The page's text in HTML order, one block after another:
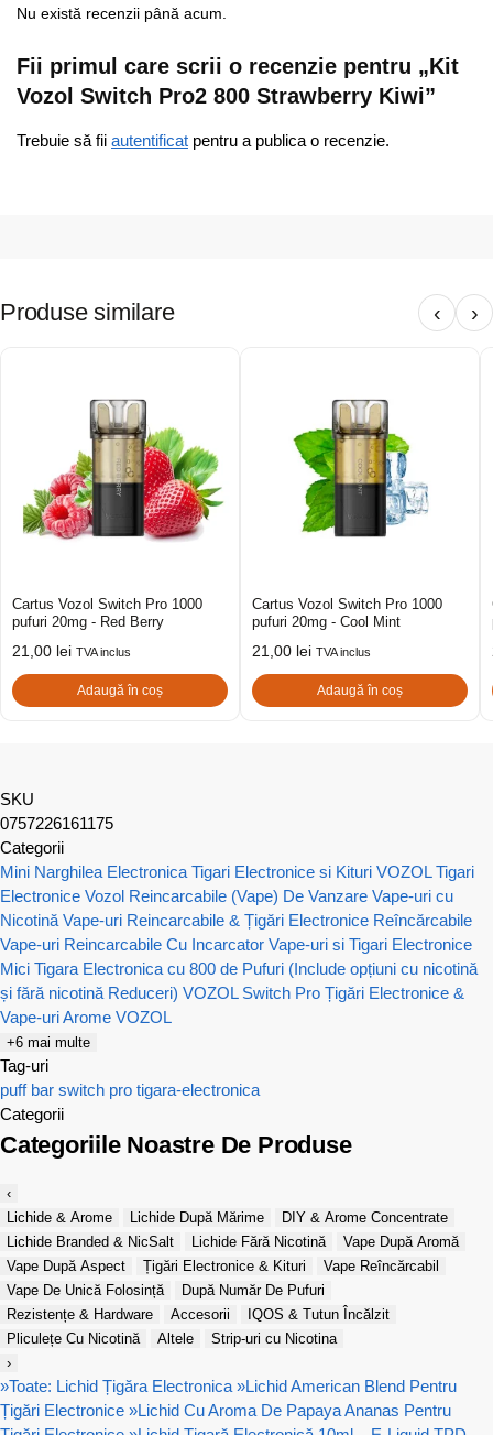
Nu există recenzii până acum.
Fii primul care scrii o recenzie pentru „Kit
Vozol Switch Pro2 800 Strawberry Kiwi”
Trebuie să fii autentificat pentru a publica o recenzie.
Produse similare ‹ ›
Cartus Vozol Switch Pro 1000
pufuri 20mg - Red Berry
21,00 lei TVA inclus
Adaugă în coș
Cartus Vozol Switch Pro 1000
pufuri 20mg - Cool Mint
21,00 lei TVA inclus
Adaugă în coș
SKU
0757226161175
Categorii
Mini Narghilea Electronica Tigari Electronice si Kituri VOZOL Tigari
Electronice Vozol Reincarcabile (Vape) De Vanzare Vape-uri cu
Nicotină Vape-uri Reincarcabile & Țigări Electronice Reîncărcabile
Vape-uri Reincarcabile Cu Incarcator Vape-uri si Tigari Electronice
Mici Tigara Electronica cu 800 de Pufuri (Include opțiuni cu nicotină
și fără nicotină Reduceri) VOZOL Switch Pro Țigări Electronice &
Vape-uriArome VOZOL
+6 mai multe
Tag-uri
puff bar switch pro tigara-electronica
Categorii
Categoriile Noastre De Produse
‹
Lichide & Arome
Lichide După Mărime
DIY & Arome Concentrate
Lichide Branded & NicSalt
Lichide Fără Nicotină
Vape După Aromă
Vape După Aspect
Țigări Electronice & Kituri
Vape Reîncărcabil
Vape De Unică Folosință
După Număr De Pufuri
Rezistențe & Hardware
Accesorii
IQOS & Tutun Încălzit
Pliculețe Cu Nicotină
Altele
Strip-uri cu Nicotina
›
»Toate: Lichid Țigăra Electronica »Lichid American Blend Pentru
Țigări Electronice »Lichid Cu Aroma De Papaya Ananas Pentru